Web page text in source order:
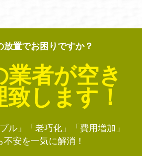
放置でお困りですか？
業者が空き
します！
ル」「老巧化」「費用増加」
不安を一気に解消！